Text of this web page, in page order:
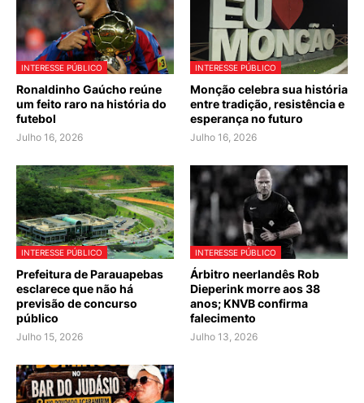
INTERESSE PÚBLICO
Ronaldinho Gaúcho reúne
um feito raro na história do
futebol
Julho 16, 2026
INTERESSE PÚBLICO
Monção celebra sua história
entre tradição, resistência e
esperança no futuro
Julho 16, 2026
INTERESSE PÚBLICO
Prefeitura de Parauapebas
esclarece que não há
previsão de concurso
público
Julho 15, 2026
INTERESSE PÚBLICO
Árbitro neerlandês Rob
Dieperink morre aos 38
anos; KNVB confirma
falecimento
Julho 13, 2026